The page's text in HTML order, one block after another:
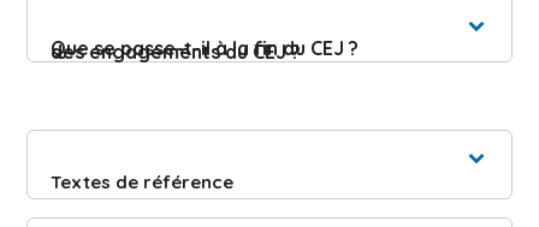
des engagements du CEJ ?
Que se passe-t-il à la fin du CEJ ?
Textes de référence